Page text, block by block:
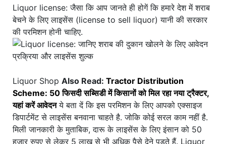
Liquor license: जैसा कि आप जानते ही होगें कि हमारे देश में शराब
बेचने के लिए लाइसेंस (license to sell liquor) यानी की सरकार
की परमिशन होनी चाहिए.
Liquor Shop Also Read: Tractor Distribution
Scheme: 50 फिसदी सब्सिडी में किसानों को मिल रहा नया ट्रैक्टर,
यहां करें आवेदनये बता दें कि इस परमिशन के लिए आपको एक्साइज
डिपार्टमेंट से लाइसेंस बनवाना चाहते है. जोकि कोई सरल काम नहीं है.
मिली जानकारी के मुताबिक, दारू के लाइसेंस के लिए इंसान को 50
हजार रुपए से लेकर 5 लाख से भी अधिक पैसे देने पड़ते हैं. Liquor